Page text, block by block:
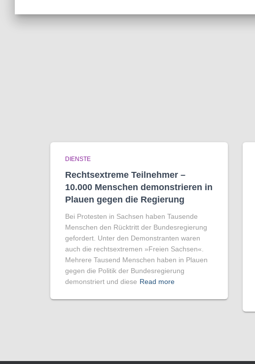
DIENSTE
Rechtsextreme Teilnehmer –
10.000 Menschen demonstrieren in
Plauen gegen die Regierung
Bei Protesten in Sachsen haben Tausende
Menschen den Rücktritt der Bundesregierung
gefordert. Unter den Demonstranten waren
auch die rechtsextremen »Freien Sachsen«.
Mehrere Tausend Menschen haben in Plauen
gegen die Politik der Bundesregierung
demonstriert und diese Read more